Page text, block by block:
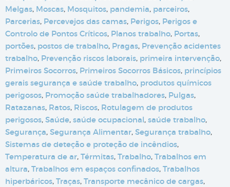
Melgas, Moscas, Mosquitos, pandemia, parceiros,
Parcerias, Percevejos das camas, Perigos, Perigos e
Controlo de Pontos Críticos, Planos trabalho, Portas,
portões, postos de trabalho, Pragas, Prevenção acidentes
trabalho, Prevenção riscos laborais, primeira intervenção,
Primeiros Socorros, Primeiros Socorros Básicos, princípios
gerais segurança e saúde trabalho, produtos químicos
perigosos, Promoção saúde trabalhadores, Pulgas,
Ratazanas, Ratos, Riscos, Rotulagem de produtos
perigosos, Saúde, saúde ocupacional, saúde trabalho,
Segurança, Segurança Alimentar, Segurança trabalho,
Sistemas de deteção e proteção de incêndios,
Temperatura de ar, Térmitas, Trabalho, Trabalhos em
altura, Trabalhos em espaços confinados, Trabalhos
hiperbáricos, Traças, Transporte mecânico de cargas,